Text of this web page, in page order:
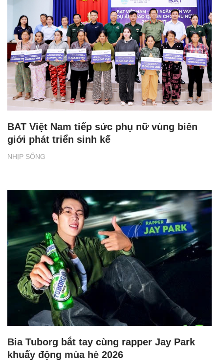
NHỊP SỐNG
BAT Việt Nam tiếp sức phụ nữ vùng biên
giới phát triển sinh kế
Bia Tuborg bắt tay cùng rapper Jay Park
khuấy động mùa hè 2026